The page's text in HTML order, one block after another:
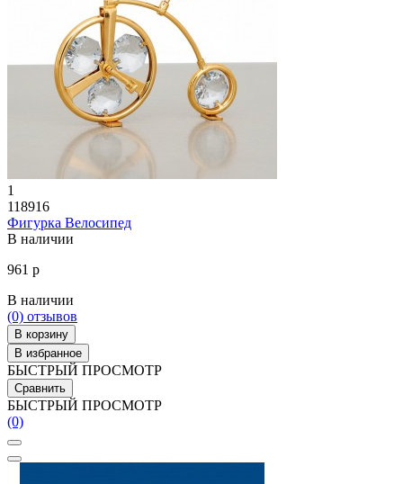
1
118916
Фигурка Велосипед
В наличии
961 р
В наличии
(0) отзывов
В корзину
В избранное
БЫСТРЫЙ ПРОСМОТР
Сравнить
БЫСТРЫЙ ПРОСМОТР
(0)